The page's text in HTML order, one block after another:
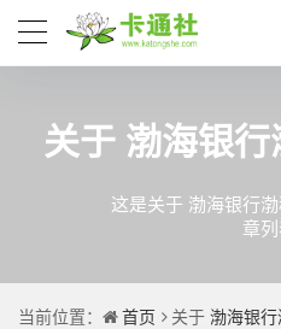
关于 渤海银
这是关于 渤海银行
章
当前位置： 首页 关于 渤海银